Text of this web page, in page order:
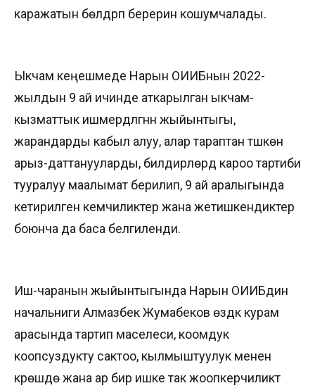
каражатын бөлдүрүп берерин кошумчалады.
Ыкчам кеңешмеде Нарын ОИИБнын 2022-
жылдын 9 ай ичинде аткарылган ыкчам-
кызматтык ишмердүүлүгүнүн жыйынтыгы,
жарандарды кабыл алуу, алар тараптан түшкөн
арыз-даттанууларды, билдирүүлөрдү кароо тартиби
тууралуу маалымат берилип, 9 ай аралыгында
кетирилген кемчиликтер жана жетишкендиктер
боюнча да баса белгиленди.
Иш-чаранын жыйынтыгында Нарын ОИИБдин
начальниги Алмазбек Жумабеков өздүк курам
арасында тартип маселеси, коомдук
коопсуздукту сактоо, кылмыштуулук менен
күрөшүүдө жана ар бир ишке так жоопкерчиликтүү